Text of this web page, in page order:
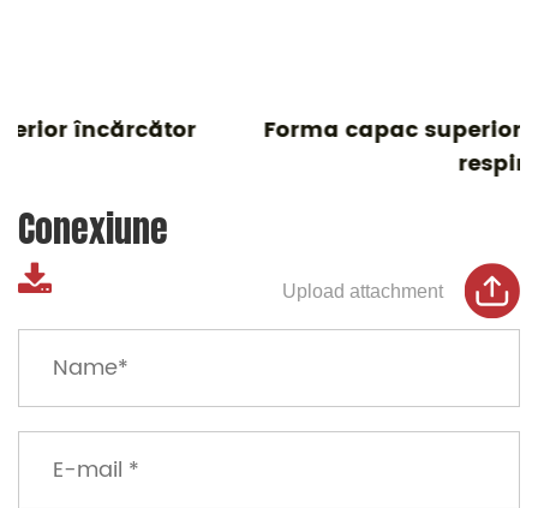
Forma capac superior pentru colectorul de
Conexiune
Upload attachment